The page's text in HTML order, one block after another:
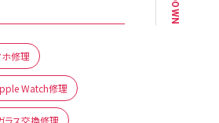
修理
Watch修理
ラス交換修理